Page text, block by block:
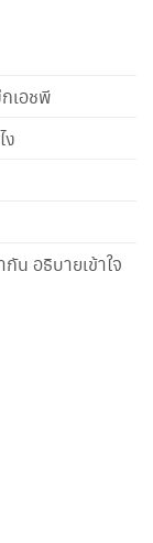
เอชพี
ง
น อธิบายเข้าใจ